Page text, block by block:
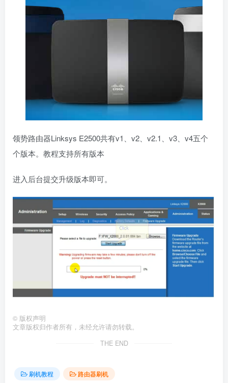
领势路由器Linksys E2500共有v1、v2、v2.1、v3、v4五个
个版本。教程支持所有版本
进入后台提交升级版本即可。
© 版权声明
文章版权归作者所有，未经允许请勿转载。
THE END
刷机教程 路由器刷机